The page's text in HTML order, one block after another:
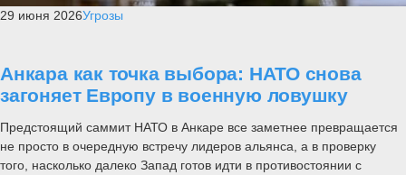
29 июня 2026Угрозы
Анкара как точка выбора: НАТО снова
загоняет Европу в военную ловушку
Предстоящий саммит НАТО в Анкаре все заметнее превращается
не просто в очередную встречу лидеров альянса, а в проверку
того, насколько далеко Запад готов идти в противостоянии с